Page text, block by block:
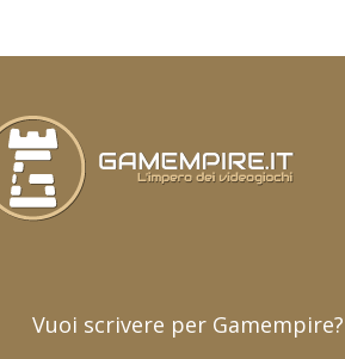
Vuoi scrivere per Gamempire?